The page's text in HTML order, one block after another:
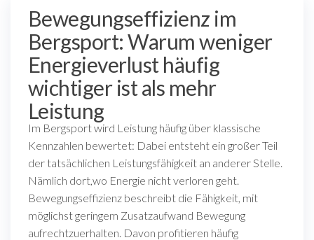
Bewegungseffizienz im
Bergsport: Warum weniger
Energieverlust häufig
wichtiger ist als mehr
Leistung
Im Bergsport wird Leistung häufig über klassische
Kennzahlen bewertet: Dabei entsteht ein großer Teil
der tatsächlichen Leistungsfähigkeit an anderer Stelle.
Nämlich dort,wo Energie nicht verloren geht.
Bewegungseffizienz beschreibt die Fähigkeit, mit
möglichst geringem Zusatzaufwand Bewegung
aufrechtzuerhalten. Davon profitieren häufig